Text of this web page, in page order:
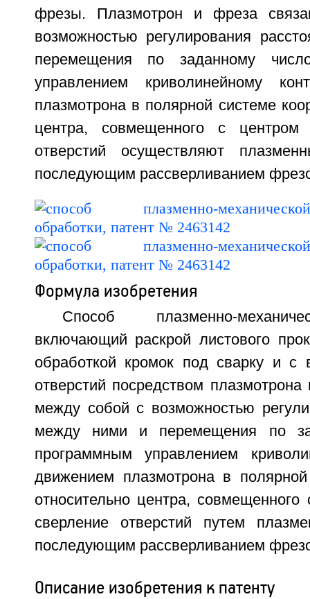
фрезы. Плазмотрон и фреза
возможностью регулирования
перемещения по заданному
управлением криволинейному
плазмотрона в полярной системе
центра, совмещенного с
отверстий осуществляют
последующим рассверливанием
Формула изобретения
Способ плазменно-
включающий раскрой листового
обработкой кромок под сварку и
отверстий посредством
между собой с возможностью
между ними и перемещения по
программным управлением
движением плазмотрона в
относительно центра,
сверление отверстий путем
последующим рассверливанием
Описание изобретения к патенту